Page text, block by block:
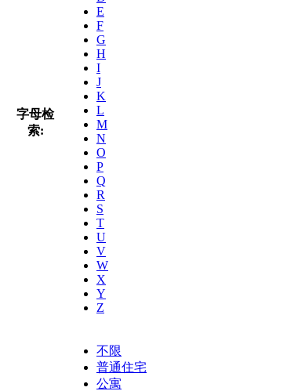
字母检
索:
E
F
G
H
I
J
K
L
M
N
O
P
Q
R
S
T
U
V
W
X
Y
Z
不限
普通住宅
公寓